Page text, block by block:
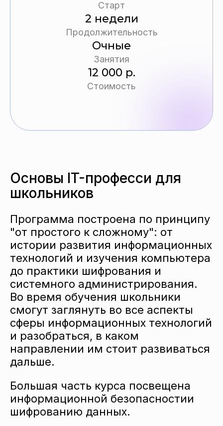
Старт
2 недели
Продолжительность
Очные
Занятия
12 000 р.
Стоимость
Основы IT-професси для
школьников
Программа построена по принципу
"от простого к сложному": от
истории развития информационных
технологий и изучения компьютера
до практики шифрования и
системного администрирования.
Во время обучения школьники
смогут заглянуть во все аспекты
сферы информационных технологий
и разобраться, в каком
направлении им стоит развиваться
дальше.
Большая часть курса посвещена
информационной безопасностии
шифрованию данных.